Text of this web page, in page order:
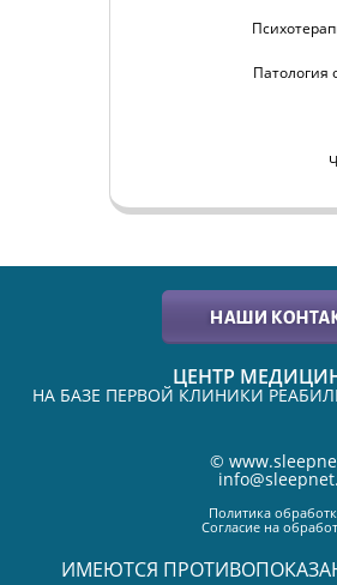
Патология
ЦЕНТР
НА БАЗЕ ПЕРВОЙ КЛИНИКИ
©
Политика
Согласие на
ИМЕЮТСЯ